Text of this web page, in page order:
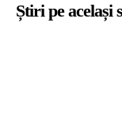
Știri pe același